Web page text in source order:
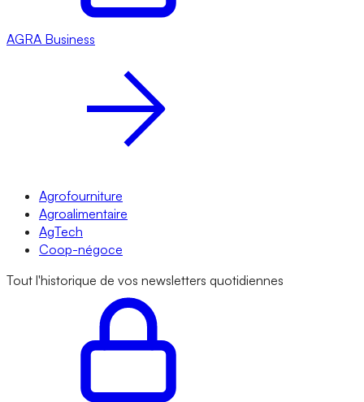
AGRA Business
Agrofourniture
Agroalimentaire
AgTech
Coop-négoce
Tout l'historique de vos newsletters quotidiennes